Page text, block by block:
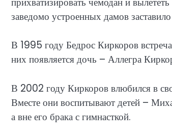
заведомо устроенных дамов
В 1995 году Бедрос Киркоров
них появляется дочь – Аллегра
В 2002 году Киркоров влюбился в
Вместе они воспитывают детей –
а вне его брака с гимнасткой.